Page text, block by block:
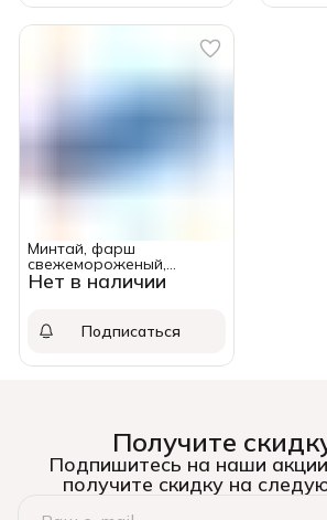
Нет в наличии
Минтай, фарш
свежемороженый,
«Океанрыбфлот», 1 кг
Подписаться
Получите
Подпишитесь на наши
получите скидку на